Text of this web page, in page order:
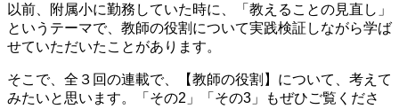
以前、附属小に勤務していた時に、「教えることの見直し」
というテーマで、教師の役割について実践検証しながら学ば
せていただいたことがあります。
そこで、全３回の連載で、【教師の役割】について、考えて
みたいと思います。「その2」「その3」もぜひご覧くださ